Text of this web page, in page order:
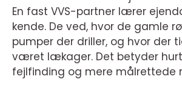
En fast VVS-partner lærer
kende. De ved, hvor de gamle
pumper der driller, og hvor der
været lækager. Det betyder
fejlfinding og mere målrettede